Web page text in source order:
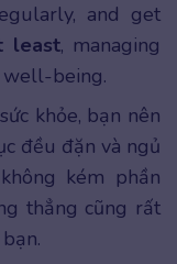
and get
least, managing
being.
khỏe, bạn nên
đều đặn và ngủ
kém phần
thẳng cũng rất